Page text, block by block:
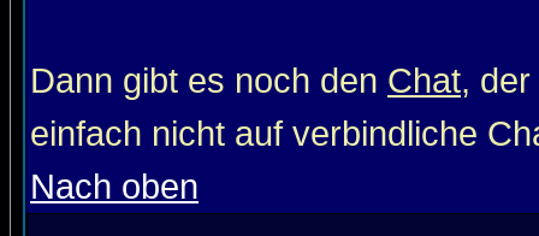
Dann gibt es noch den Chat,
einfach nicht auf verbindliche
Nach oben